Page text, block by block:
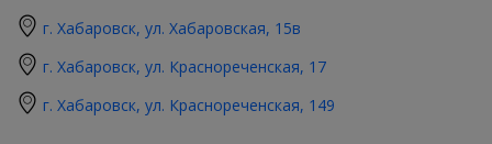
г. Хабаровск, ул. Хабаровская, 15в
г. Хабаровск, ул. Краснореченская, 17
г. Хабаровск, ул. Краснореченская, 149